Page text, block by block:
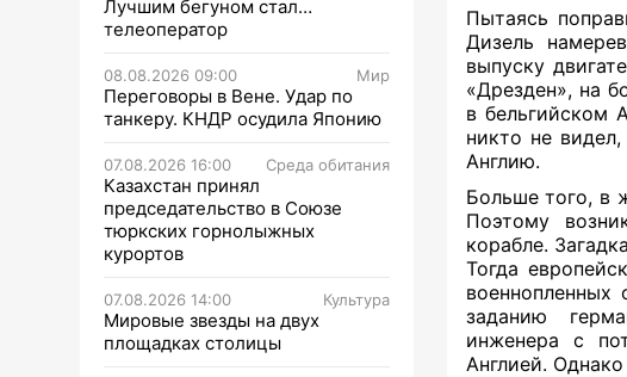
Лучшим бегуном стал…
телеоператор
08.08.2026 09:00 Мир
Переговоры в Вене. Удар по
танкеру. КНДР осудила Японию
07.08.2026 16:00 Среда обитания
Казахстан принял
председательство в Союзе
тюркских горнолыжных
курортов
07.08.2026 14:00 Культура
Мировые звезды на двух
площадках столицы
Пытаясь
Дизель
выпуску
«Дрезден», на
в бельгийском
никто не
Англию.
Больше того, в
Поэтому
корабле.
Тогда
заданию
инженера с
Англией.